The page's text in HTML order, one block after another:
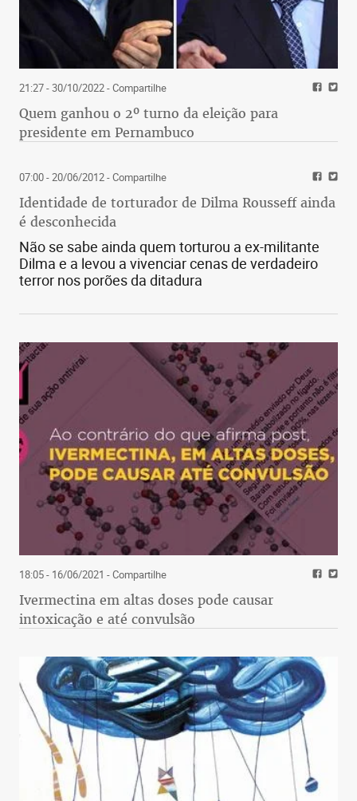
21:27 - 30/10/2022- Compartilhe
Quem ganhou o 2º turno da eleição para
presidente em Pernambuco
07:00 - 20/06/2012- Compartilhe
Identidade de torturador de Dilma Rousseff ainda
é desconhecida
Não se sabe ainda quem torturou a ex-militante
Dilma e a levou a vivenciar cenas de verdadeiro
terror nos porões da ditadura
18:05 - 16/06/2021 - Compartilhe
Ivermectina em altas doses pode causar
intoxicação e até convulsão